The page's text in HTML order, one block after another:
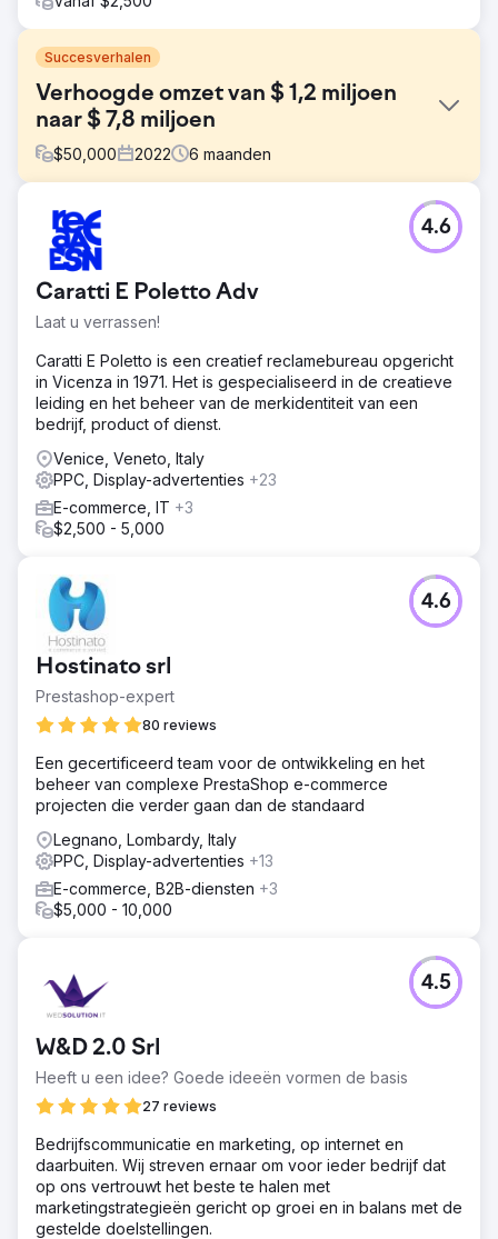
Succesverhalen
Verhoogde omzet van $ 1,2 miljoen
naar $ 7,8 miljoen
$50,000 2022 6 maanden
Uitdaging
De klant was niet tevreden met zijn website. Hij
genereerde geen leads en scoorde niet hoog op de
ranking.
We hebben een campagne met betaalde advertenties
opgezet, een website opnieuw ontworpen, aangepaste
landingspagina's gebouwd en een SEO-campagne
gestart.
Resultaat
Een prachtige website gelanceerd en binnen 3 maanden
zagen we een boost in rankings voor de
keywordstrategie die we hadden gecreëerd. PPC-
advertenties hielpen bij het genereren van kwalitatieve
leads binnen 4 weken na de start van het plan.
Caratti E Poletto Adv
Laat u verrassen!
4.6
Caratti E Poletto is een creatief reclamebureau opgericht
in Vicenza in 1971. Het is gespecialiseerd in de creatieve
leiding en het beheer van de merkidentiteit van een
bedrijf, product of dienst.
Venice, Veneto, Italy
PPC, Display-advertenties +23
E-commerce, IT +3
$2,500 - 5,000
Hostinato srl
Prestashop-expert
80 reviews
4.6
Een gecertificeerd team voor de ontwikkeling en het
beheer van complexe PrestaShop e-commerce
projecten die verder gaan dan de standaard
Legnano, Lombardy, Italy
PPC, Display-advertenties +13
E-commerce, B2B-diensten +3
$5,000 - 10,000
W&D 2.0 Srl
Heeft u een idee? Goede ideeën vormen de basis
27 reviews
4.5
Bedrijfscommunicatie en marketing, op internet en
daarbuiten. Wij streven ernaar om voor ieder bedrijf dat
op ons vertrouwt het beste te halen met
marketingstrategieën gericht op groei en in balans met de
gestelde doelstellingen.